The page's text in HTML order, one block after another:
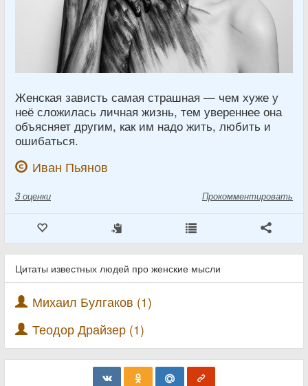
Женская зависть самая страшная — чем хуже у
неё сложилась личная жизнь, тем увереннее она
объясняет другим, как им надо жить, любить и
ошибаться.
Иван Пьянов
3 оценки Прокомментировать
Цитаты известных людей про женские мысли
Михаил Булгаков (1)
Теодор Драйзер (1)